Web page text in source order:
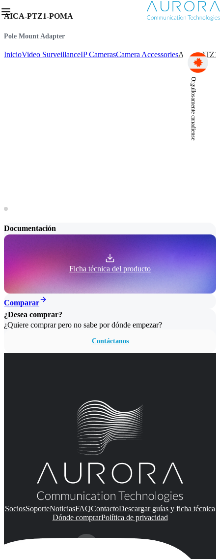
Orgullosamente canadiense
AICA-PTZ1-POMA
Pole Mount Adapter
InicioVideo SurveillanceIP CamerasCamera AccessoriesAICA-
Documentación
Ficha técnica del producto
Comparar
¿Desea comprar?
¿Quiere comprar pero no sabe por dónde empezar?
Contáctanos
SociosSoporteNoticiasFAQContactoDescargar guías y ficha técnica
Dónde comprarPolítica de privacidad